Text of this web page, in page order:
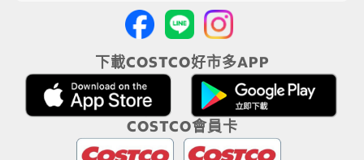
下載COSTCO好市多APP
COSTCO會員卡